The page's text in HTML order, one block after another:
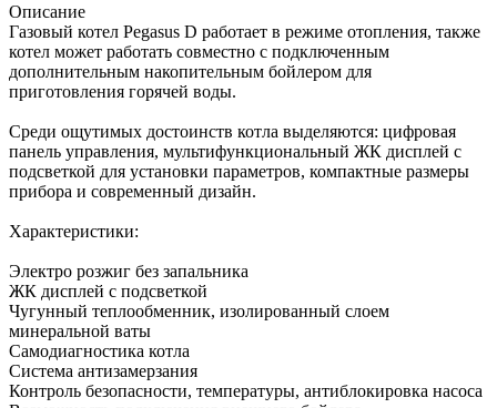
Описание
Газовый котел Pegasus D работает в режиме отопления, также
котел может работать совместно с подключенным
дополнительным накопительным бойлером для
приготовления горячей воды.
Среди ощутимых достоинств котла выделяются: цифровая
панель управления, мультифункциональный ЖК дисплей с
подсветкой для установки параметров, компактные размеры
прибора и современный дизайн.
Характеристики:
Электро розжиг без запальника
ЖК дисплей с подсветкой
Чугунный теплообменник, изолированный слоем
минеральной ваты
Самодиагностика котла
Система антизамерзания
Контроль безопасности, температуры, антиблокировка насоса